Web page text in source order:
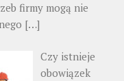
firmy mogą nie
[…]
Czy istnieje
obowiązek